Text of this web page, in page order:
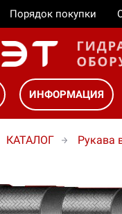
Порядок покупки
ИНФОРМАЦИЯ
КАТАЛОГ Рукава